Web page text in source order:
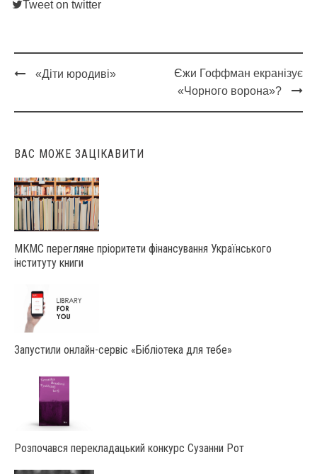
Tweet on twitter
navigation
«Діти юродиві»
Єжи Гоффман екранізує
«Чорного ворона»?
ВАС МОЖЕ ЗАЦІКАВИТИ
МКМС перегляне пріоритети фінансування Українського
інституту книги
Запустили онлайн-сервіс «Бібліотека для тебе»
Розпочався перекладацький конкурс Сузанни Рот